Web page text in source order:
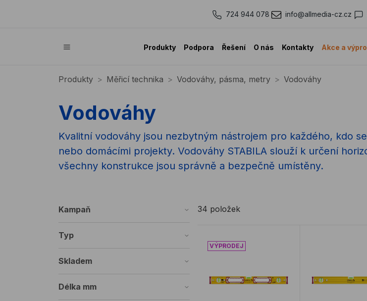
724 944 078 info@allmedia-cz.cz
Produkty Podpora Řešení O nás Kontakty Akce a
Produkty Měřicí technika Vodováhy, pásma, metry Vodováhy
Vodováhy
Kvalitní vodováhy jsou nezbytným nástrojem pro každého, kdo
nebo domácími projekty. Vodováhy STABILA slouží k určení
všechny konstrukce jsou správně a bezpečně umístěny.
Kampaň
Typ
Skladem
Délka mm
34 položek
Vodováha STABILA 196-2